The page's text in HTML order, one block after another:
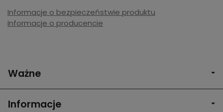
Informacje o bezpieczeństwie produktu
Informacje o producencie
Ważne
Informacje